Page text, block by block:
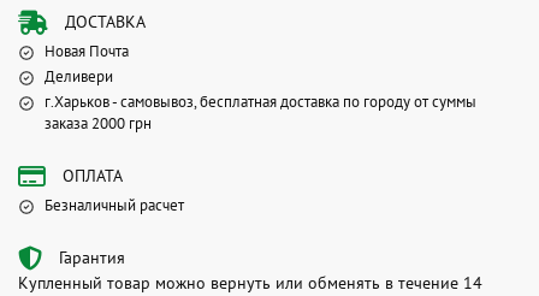
ДОСТАВКА
Новая Почта
Деливери
г.Харьков - самовывоз, бесплатная доставка по городу от суммы
заказа 2000 грн
ОПЛАТА
Безналичный расчет
Гарантия
Купленный товар можно вернуть или обменять в течение 14